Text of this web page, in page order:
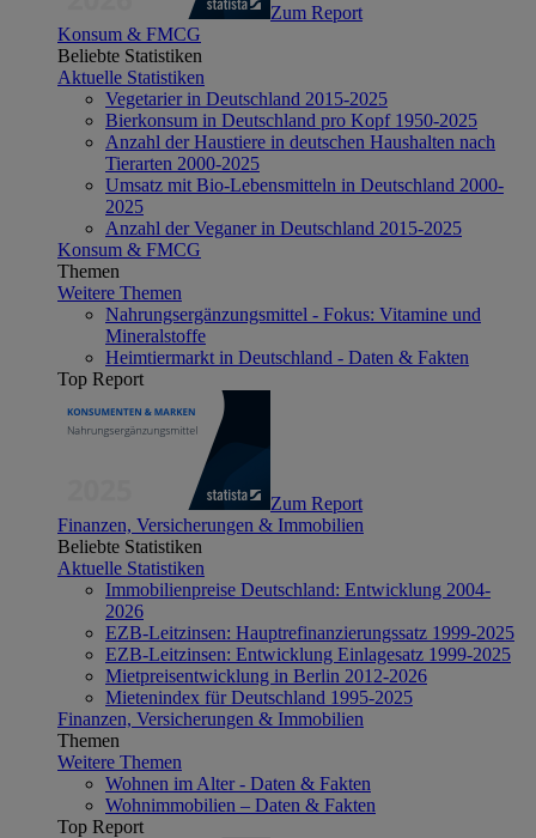
Zum Report
Konsum & FMCG
Beliebte Statistiken
Aktuelle Statistiken
Vegetarier in Deutschland 2015-2025
Bierkonsum in Deutschland pro Kopf 1950-2025
Anzahl der Haustiere in deutschen Haushalten nach
Tierarten 2000-2025
Umsatz mit Bio-Lebensmitteln in Deutschland 2000-
2025
Anzahl der Veganer in Deutschland 2015-2025
Konsum & FMCG
Themen
Weitere Themen
Nahrungsergänzungsmittel - Fokus: Vitamine und
Mineralstoffe
Heimtiermarkt in Deutschland - Daten & Fakten
Top Report
Zum Report
Finanzen, Versicherungen & Immobilien
Beliebte Statistiken
Aktuelle Statistiken
Immobilienpreise Deutschland: Entwicklung 2004-
2026
EZB-Leitzinsen: Hauptrefinanzierungssatz 1999-2025
EZB-Leitzinsen: Entwicklung Einlagesatz 1999-2025
Mietpreisentwicklung in Berlin 2012-2026
Mietenindex für Deutschland 1995-2025
Finanzen, Versicherungen & Immobilien
Themen
Weitere Themen
Wohnen im Alter - Daten & Fakten
Wohnimmobilien – Daten & Fakten
Top Report